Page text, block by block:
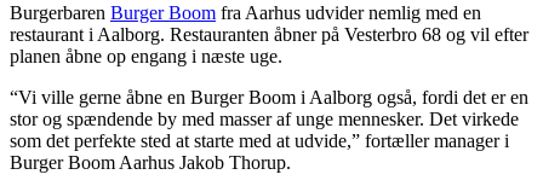
Burgerbaren Burger Boom fra Aarhus udvider nemlig med en
restaurant i Aalborg. Restauranten åbner på Vesterbro 68 og vil efter
planen åbne op engang i næste uge.
“Vi ville gerne åbne en Burger Boom i Aalborg også, fordi det er en
stor og spændende by med masser af unge mennesker. Det virkede
som det perfekte sted at starte med at udvide,” fortæller manager i
Burger Boom Aarhus Jakob Thorup.